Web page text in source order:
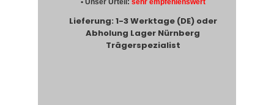
• Unser Urteil: sehr empfehlenswert
Lieferung: 1-3 Werktage (DE) oder
Abholung Lager Nürnberg
Trägerspezialist